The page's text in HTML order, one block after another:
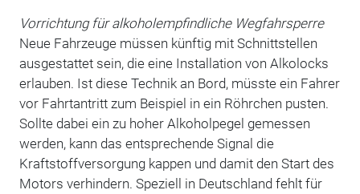
Vorrichtung für alkoholempfindliche Wegfahrsperre
Neue Fahrzeuge müssen künftig mit Schnittstellen
ausgestattet sein, die eine Installation von Alkolocks
erlauben. Ist diese Technik an Bord, müsste ein Fahrer
vor Fahrtantritt zum Beispiel in ein Röhrchen pusten.
Sollte dabei ein zu hoher Alkoholpegel gemessen
werden, kann das entsprechende Signal die
Kraftstoffversorgung kappen und damit den Start des
Motors verhindern. Speziell in Deutschland fehlt für